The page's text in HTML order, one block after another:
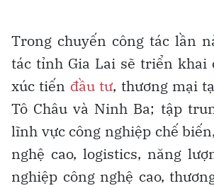
Trong chuyến công tác lần
tác tỉnh Gia Lai sẽ triển khai
xúc tiến đầu tư, thương mại
Tô Châu và Ninh Ba; tập
lĩnh vực công nghiệp chế
nghệ cao, logistics, năng
nghiệp công nghệ cao,